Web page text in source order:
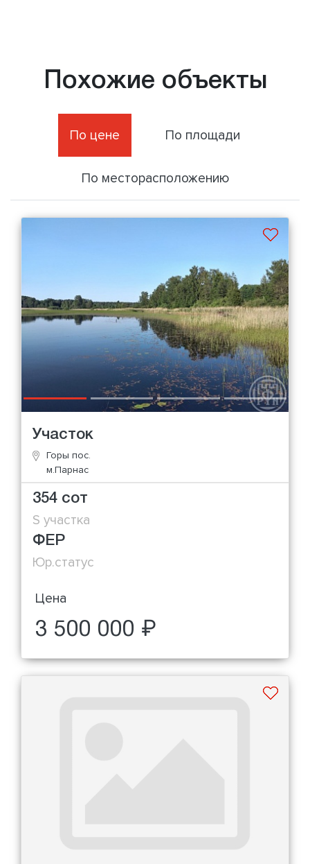
Похожие объекты
По цене По площади
По месторасположению
Участок
Горы пос.
м.Парнас
354 сот
S участка
ФЕР
Юр.статус
Цена
3 500 000 ₽